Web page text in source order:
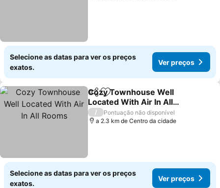
Selecione as datas para ver os preços
exatos.
Ver preços
PartilharAdicionar aos favoritos
Cozy Townhouse Well
Located With Air In All
Rooms
/
Pontuação não disponível
a 2.3 km de Centro da cidade
Selecione as datas para ver os preços
exatos.
Ver preços